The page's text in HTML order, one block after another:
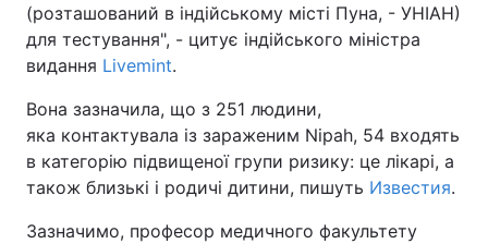
(розташований в індійському місті Пуна, - УНІАН)
для тестування", - цитує індійського міністра
видання Livemint.
Вона зазначила, що з 251 людини,
яка контактувала із зараженим Nipah, 54 входять
в категорію підвищеної групи ризику: це лікарі, а
також близькі і родичі дитини, пишуть Известия.
Зазначимо, професор медичного факультету